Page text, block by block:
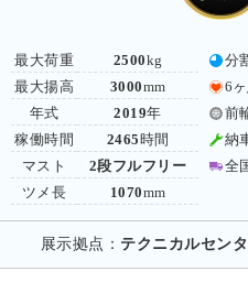
最大荷重
最大揚高
年式
稼働時間
マスト
ツメ長
2500kg
3000mm
2019年
2465 時間
2段フルフリー
1070mm
分
6
前
納
全
展示拠点： テクニカルセン